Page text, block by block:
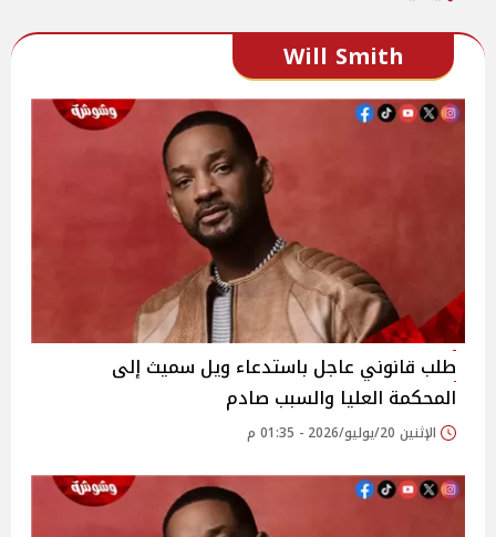
Will Smith
طلب قانوني عاجل باستدعاء ويل سميث إلى
المحكمة العليا والسبب صادم
الإثنين 20/يوليو/2026 - 01:35 م